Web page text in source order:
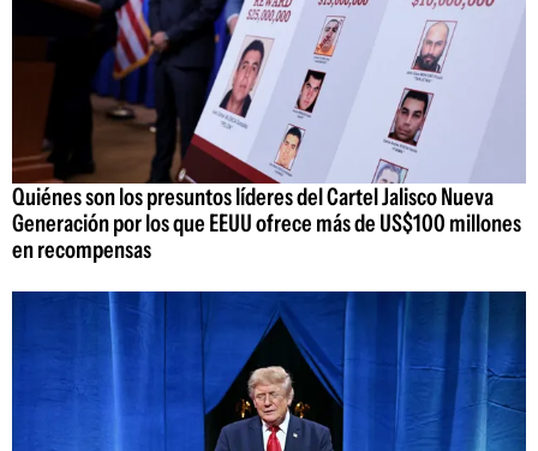
Quiénes son los presuntos líderes del Cartel Jalisco Nueva
Generación por los que EEUU ofrece más de US$100 millones
en recompensas